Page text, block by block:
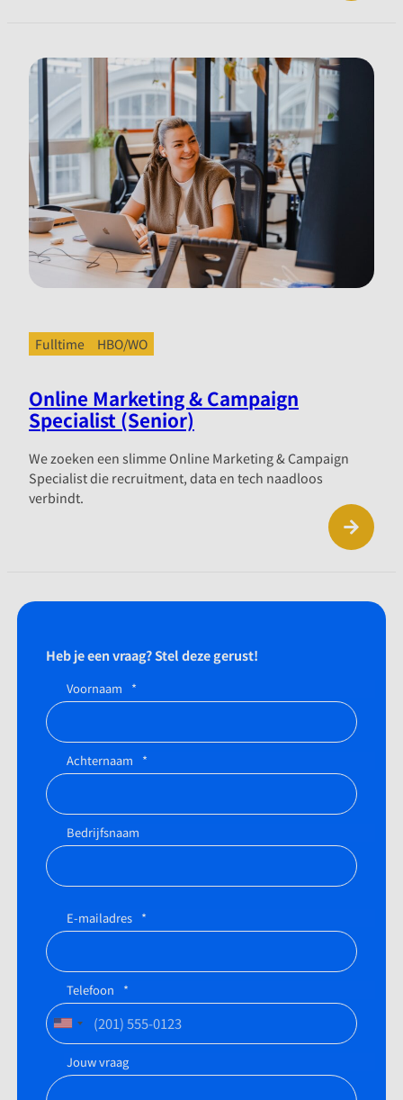
Fulltime HBO/WO
Online Marketing & Campaign
Specialist (Senior)
We zoeken een slimme Online Marketing & Campaign
Specialist die recruitment, data en tech naadloos
verbindt.
Heb je een vraag? Stel deze gerust!
Voornaam *
Achternaam *
Bedrijfsnaam
E-mailadres *
Telefoon *
Jouw vraag